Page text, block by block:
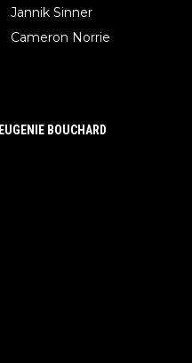
Jannik Sinner
Cameron Norrie
EUGENIE BOUCHARD